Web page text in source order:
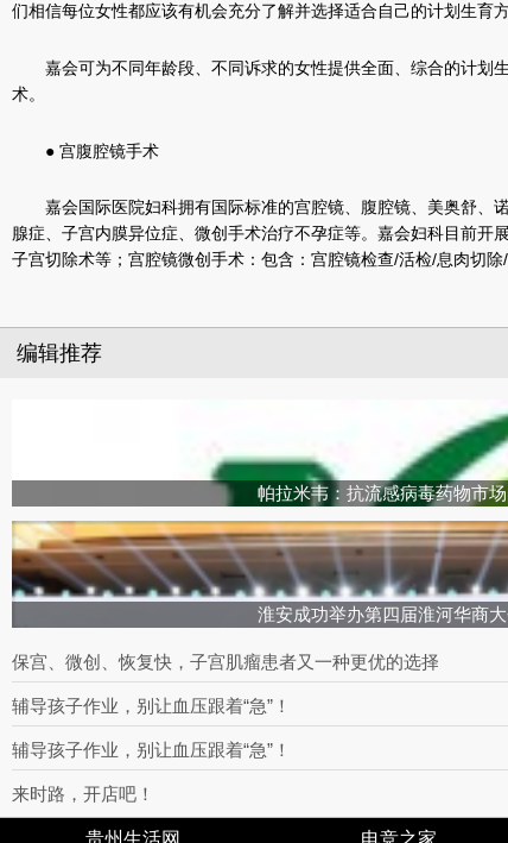
们相信每位女性都应该有机会充分了解并选择适合自己的计划生育
嘉会可为不同年龄段、不同诉求的女性提供全面、综合的计划
术。
● 宫腹腔镜手术
嘉会国际医院妇科拥有国际标准的宫腔镜、腹腔镜、美奥舒、
腺症、子宫内膜异位症、微创手术治疗不孕症等。嘉会妇科目前
子宫切除术等；宫腔镜微创手术：包含：宫腔镜检查/活检/息肉切
编辑推荐
帕拉米韦：抗流感病毒药物市
淮安成功举办第四届淮河华商
保宫、微创、恢复快，子宫肌瘤患者又一种更优的选择
辅导孩子作业，别让血压跟着“急”！
辅导孩子作业，别让血压跟着“急”！
来时路，开店吧！
贵州生活网 电竞之家